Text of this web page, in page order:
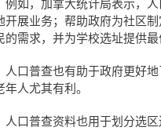
例如，加拿大统计局表示，
开展业务；帮助政府为社区
的需求，并为学校选址提供最
人口普查也有助于政府更好
年人尤其有利。
人口普查资料也用于划分选区